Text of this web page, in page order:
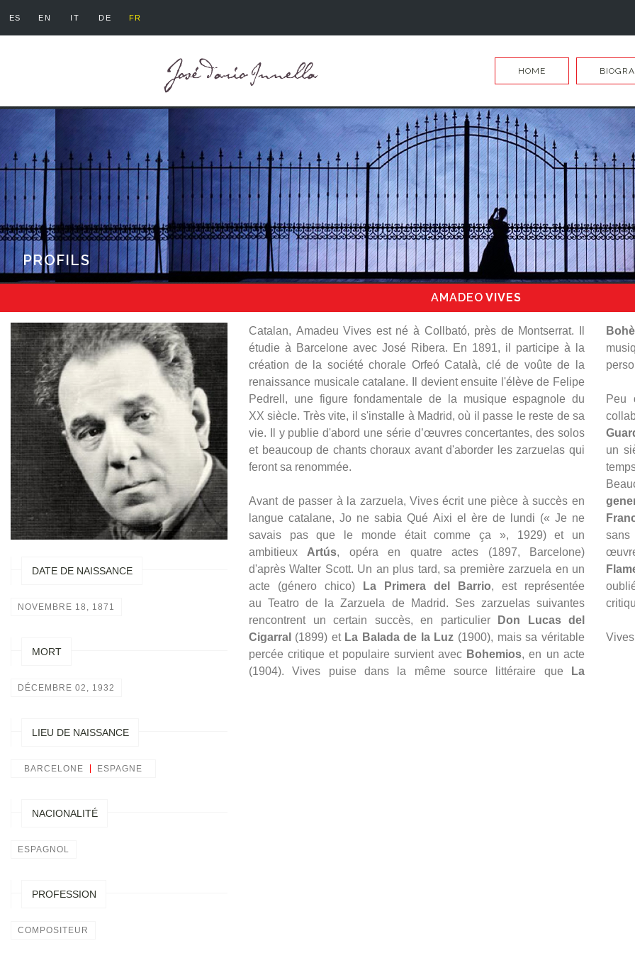
ES EN IT DE FR
HOME
PROFILS
AMADEO VIVES
DATE DE NAISSANCE
NOVEMBRE 18, 1871
MORT
DÉCEMBRE 02, 1932
LIEU DE NAISSANCE
BARCELONE ESPAGNE
NACIONALITÉ
ESPAGNOL
PROFESSION
COMPOSITEUR
Catalan, Amadeu Vives est né à Collbató, près de Montserrat. Il
étudie à Barcelone avec José Ribera. En 1891, il participe à la
création de la société chorale Orfeó Català, clé de voûte de la
renaissance musicale catalane. Il devient ensuite l'élève de Felipe
Pedrell, une figure fondamentale de la musique espagnole du
XX siècle. Très vite, il s'installe à Madrid, où il passe le reste de sa
vie. Il y publie d'abord une série d’œuvres concertantes, des solos
et beaucoup de chants choraux avant d'aborder les zarzuelas qui
feront sa renommée.
Avant de passer à la zarzuela, Vives écrit une pièce à succès en
langue catalane, Jo ne sabia Qué Aixi el ère de lundi (« Je ne
savais pas que le monde était comme ça », 1929) et un
ambitieux Artús, opéra en quatre actes (1897, Barcelone)
d'après Walter Scott. Un an plus tard, sa première zarzuela en un
acte (género chico)
La Primera del Barrio, est représentée
au Teatro de la Zarzuela de Madrid. Ses zarzuelas suivantes
rencontrent un certain succès, en particulier
Don Lucas del
Cigarral (1899) et La Balada de la Luz (1900), mais sa véritable
percée critique et populaire survient avec Bohemios, en un acte
(1904). Vives puise dans la même source littéraire que
La
Peu
un